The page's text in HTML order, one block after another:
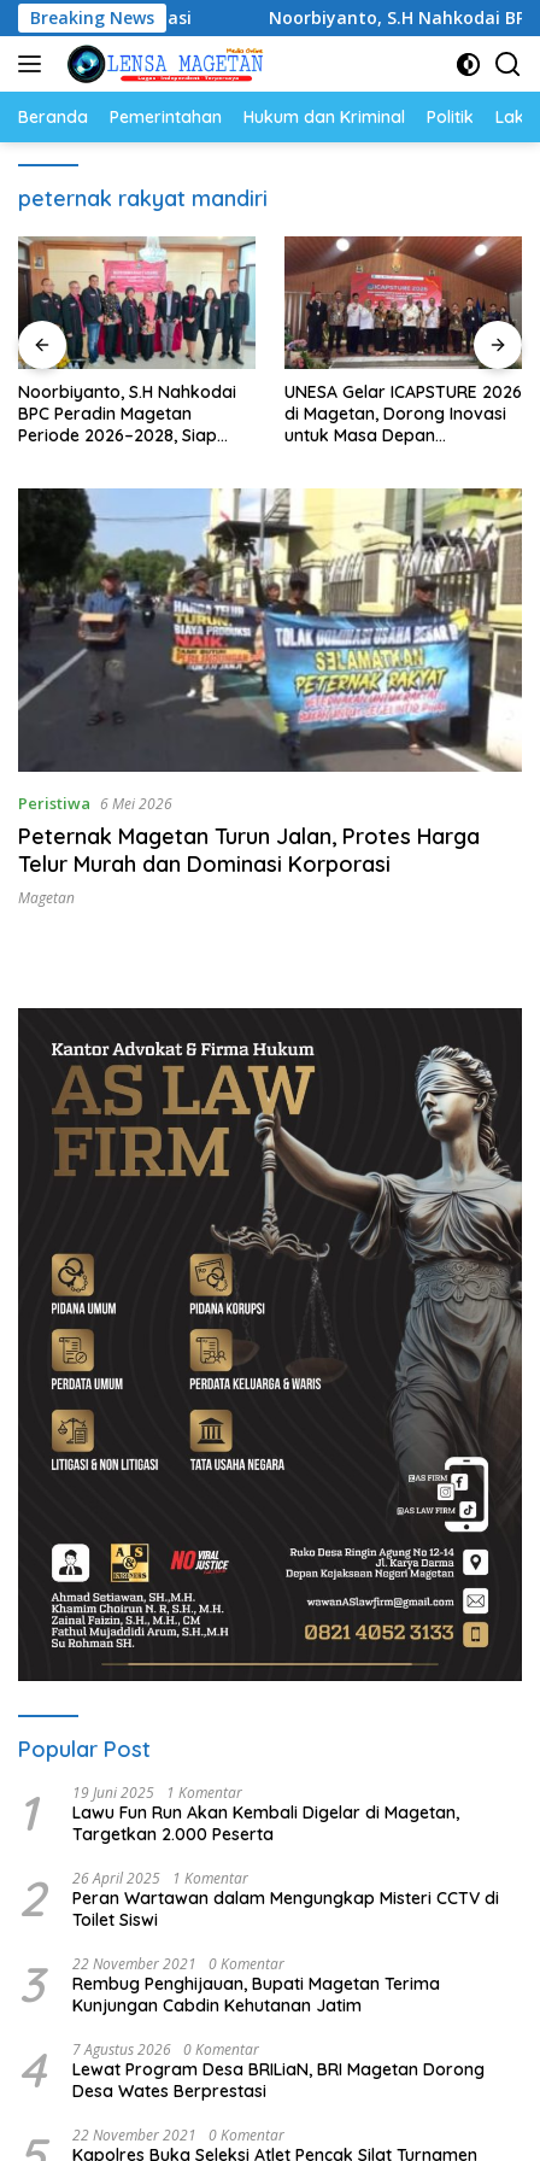
Langsung
ke
konten
Breaking News
Berprestasi Noorbiyanto, S.H Nahkodai BPC
Beranda Pemerintahan Hukum dan Kriminal Politik
peternak rakyat mandiri
Noorbiyanto, S.H Nahkodai
BPC Peradin Magetan
Periode 2026–2028, Siap
UNESA Gelar ICAPSTURE 2026
di Magetan, Dorong Inovasi
untuk Masa Depan
Peristiwa 6 Mei 2026
Peternak Magetan Turun Jalan, Protes Harga
Telur Murah dan Dominasi Korporasi
Magetan
Popular Post
1 19 Juni 2025 1 Komentar
Lawu Fun Run Akan Kembali Digelar di Magetan,
Targetkan 2.000 Peserta
2 26 April 2025 1 Komentar
Peran Wartawan dalam Mengungkap Misteri CCTV di
Toilet Siswi
3 22 November 2021 0 Komentar
Rembug Penghijauan, Bupati Magetan Terima
Kunjungan Cabdin Kehutanan Jatim
4 7 Agustus 2026 0 Komentar
Lewat Program Desa BRILiaN, BRI Magetan Dorong
Desa Wates Berprestasi
22 November 2021 0 Komentar
Kapolres Buka Seleksi Atlet Pencak Silat Turnamen